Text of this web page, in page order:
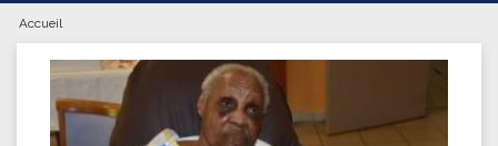
Vous êtes ici
Accueil